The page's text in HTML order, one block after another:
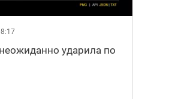
ударила по